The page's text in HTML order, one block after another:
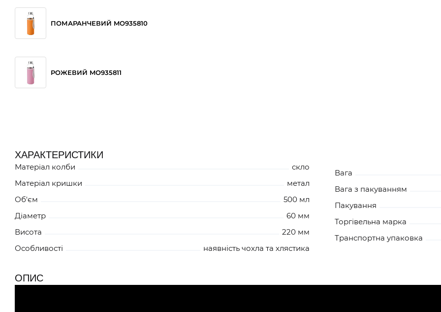
ПОМАРАНЧЕВИЙ MO935810
РОЖЕВИЙ MO935811
ФІОЛЕТОВИЙ MO935821
ХАРАКТЕРИСТИКИ
Матеріал колби
скло
Матеріал кришки
метал
Об'єм
500 мл
Діаметр
60 мм
Висота
220 мм
Особливості
наявність чохла та хлястика
Вага
Вага з пакуванням
Пакування
Торгівельна марка
Транспортна упаковка
ОПИС